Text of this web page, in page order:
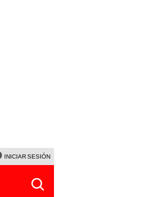
SALDAÑA
INICIAR SESIÓN